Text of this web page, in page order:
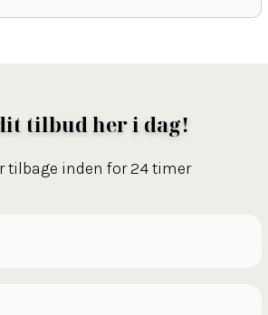
tilbud her i dag!
tilbage inden for 24 timer